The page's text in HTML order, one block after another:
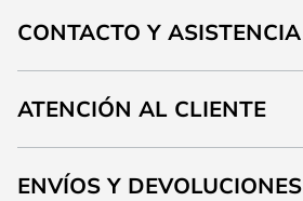
CONTACTO Y ASISTENCIA
ATENCIÓN AL CLIENTE
ENVÍOS Y DEVOLUCIONES